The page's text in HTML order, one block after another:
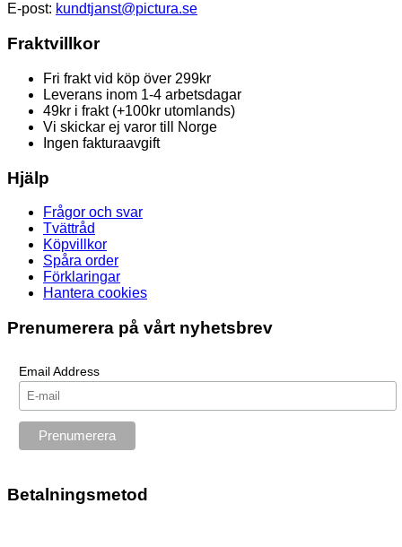
E-post: kundtjanst@pictura.se
Fraktvillkor
Fri frakt vid köp över 299kr
Leverans inom 1-4 arbetsdagar
49kr i frakt (+100kr utomlands)
Vi skickar ej varor till Norge
Ingen fakturaavgift
Hjälp
Frågor och svar
Tvättråd
Köpvillkor
Spåra order
Förklaringar
Hantera cookies
Prenumerera på vårt nyhetsbrev
Email Address
Betalningsmetod